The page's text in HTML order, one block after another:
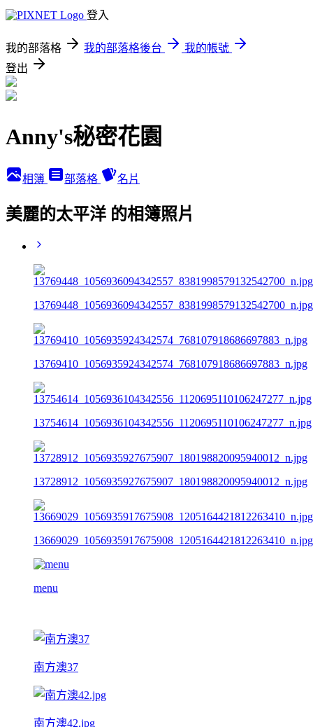
登入
我的部落格 我的部落格後台
我的帳號
登出
Anny's秘密花園
相簿 部落格 名片
美麗的太平洋 的相簿照片
13769448_1056936094342557_8381998579132542700_n.jpg
13769410_1056935924342574_768107918686697883_n.jpg
13754614_1056936104342556_1120695110106247277_n.jpg
13728912_1056935927675907_180198820095940012_n.jpg
13669029_1056935917675908_1205164421812263410_n.jpg
menu
南方澳37
南方澳42.jpg